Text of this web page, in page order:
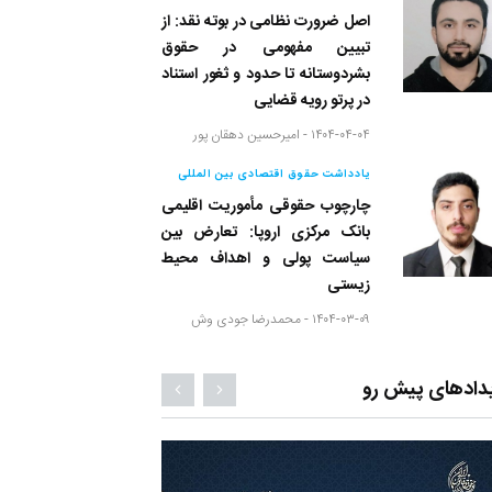
اصل ضرورت نظامی در بوته نقد: از
تبیین مفهومی در حقوق
بشردوستانه تا حدود و ثغور استناد
در پرتو رویه قضایی
۱۴۰۴-۰۴-۰۴ - امیرحسین دهقان پور
یادداشت حقوق اقتصادی بین المللی
چارچوب حقوقی مأموریت اقلیمی
بانک مرکزی اروپا: تعارض بین
سیاست پولی و اهداف محیط
زیستی
۱۴۰۴-۰۳-۰۹ - محمدرضا جودی وش
پیش رو